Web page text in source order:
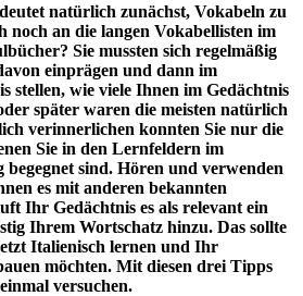
natürlich zunächst, Vokabeln zu
noch an die langen Vokabellisten im
Sie mussten sich regelmäßig
einprägen und dann im
stellen, wie viele Ihnen im Gedächtnis
später waren die meisten natürlich
verinnerlichen konnten Sie nur die
Sie in den Lernfeldern im
sind. Hören und verwenden
es mit anderen bekannten
Ihr Gedächtnis es als relevant ein
Ihrem Wortschatz hinzu. Das sollte
Italienisch lernen und Ihr
möchten. Mit diesen drei Tipps
versuchen.